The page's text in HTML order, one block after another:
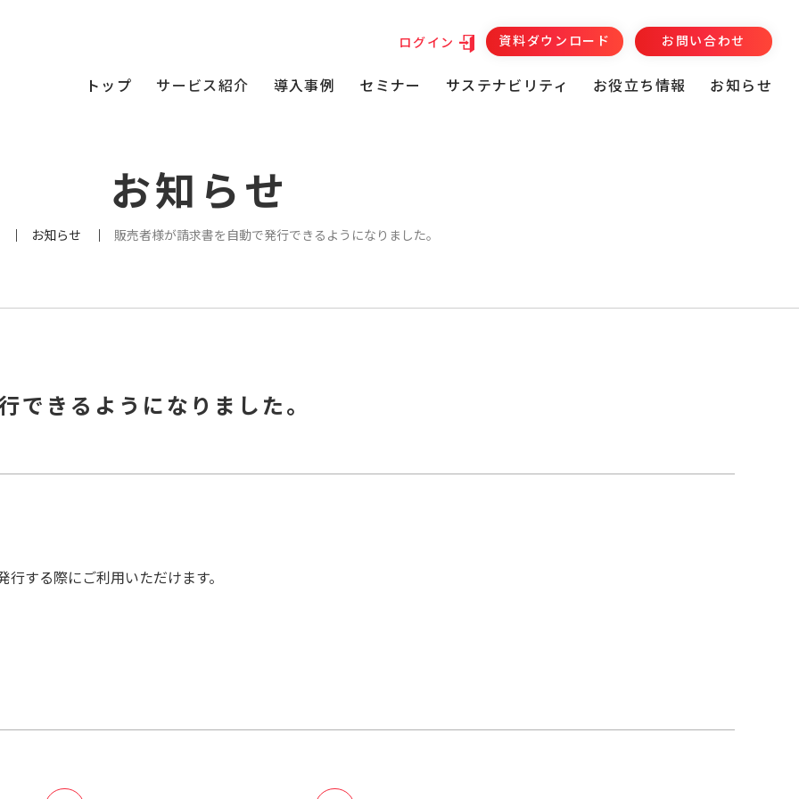
ログイン 資料ダウンロード お問い合わせ
トップ サービス紹介 導入事例 セミナー サステナビリティ お役立ち情報 お知らせ
お知らせ
お知らせ 販売者様が請求書を自動で発行できるようになりました。
できるようになりました。
する際にご利用いただけます。